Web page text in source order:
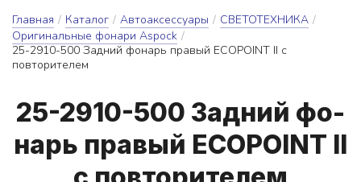
Главная / Каталог / Автоаксессуары / СВЕТОТЕХНИКА /
Оригинальные фонари Aspock /
25-2910-500 Задний фонарь правый EСOPOINT II с
повторителем
25-2910-500 Зад­ний фо­
нарь пра­вый EСOPOINT II